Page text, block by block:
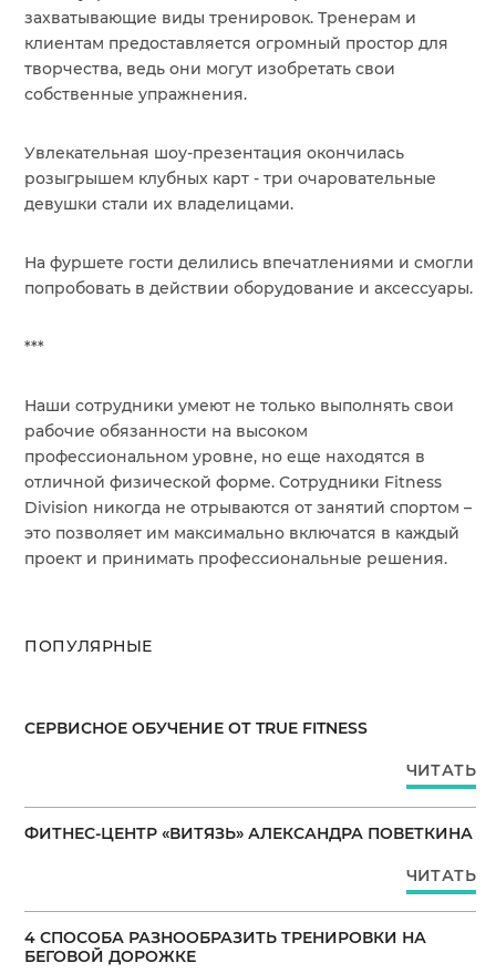
захватывающие виды тренировок. Тренерам и
клиентам предоставляется огромный простор для
творчества, ведь они могут изобретать свои
собственные упражнения.
Увлекательная шоу-презентация окончилась
розыгрышем клубных карт - три очаровательные
девушки стали их владелицами.
На фуршете гости делились впечатлениями и смогли
попробовать в действии оборудование и аксессуары.
***
Наши сотрудники умеют не только выполнять свои
рабочие обязанности на высоком
профессиональном уровне, но еще находятся в
отличной физической форме. Сотрудники Fitness
Division никогда не отрываются от занятий спортом –
это позволяет им максимально включатся в каждый
проект и принимать профессиональные решения.
ПОПУЛЯРНЫЕ
СЕРВИСНОЕ ОБУЧЕНИЕ ОТ TRUE FITNESS
ЧИТАТЬ
ФИТНЕС-ЦЕНТР «ВИТЯЗЬ» АЛЕКСАНДРА ПОВЕТКИНА
ЧИТАТЬ
4 СПОСОБА РАЗНООБРАЗИТЬ ТРЕНИРОВКИ НА
БЕГОВОЙ ДОРОЖКЕ